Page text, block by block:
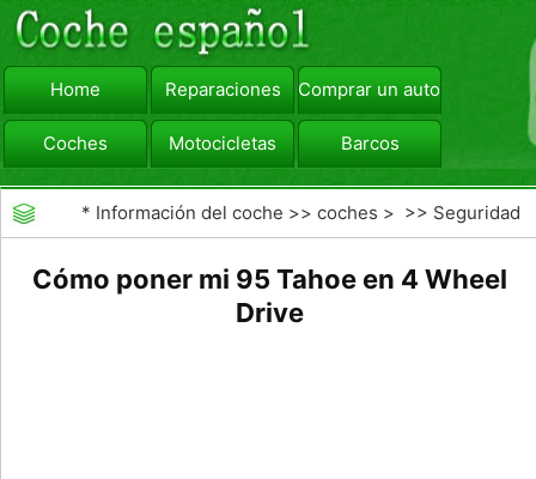
Home Reparaciones Comprar un automóvil
Coches Motocicletas Barcos
viajar Camiones
* Información del coche >>coches > >> Seguridad
Cómo poner mi 95 Tahoe en 4 Wheel
Drive